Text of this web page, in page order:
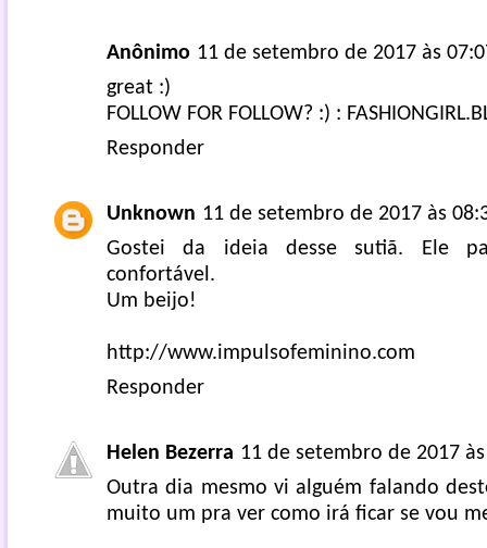
Anônimo 11 de setembro de 2017 às
great :)
FOLLOW FOR FOLLOW? :) :
Responder
Unknown 11 de setembro de 2017 às
Gostei da ideia desse sutiã. Ele
confortável.
Um beijo!
http://www.impulsofeminino.com
Responder
Helen Bezerra 11 de setembro de 2017
Outra dia mesmo vi alguém falando
muito um pra ver como irá ficar se vou